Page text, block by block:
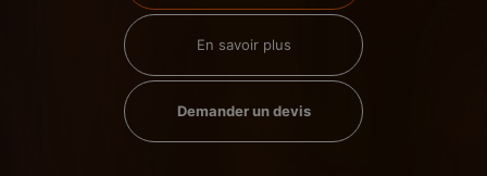
En savoir plus
Demander un devis